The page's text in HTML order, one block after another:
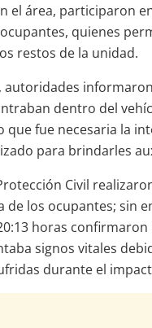
el área, participaron
quienes
restos de la unidad.
autoridades
dentro del
que fue necesaria la
para brindarles
Civil
de los ocupantes; sin
horas
signos vitales
durante el